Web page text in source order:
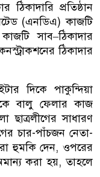
প্রতিষ্ঠান
(এনডিএ) কাজটি
সাব–ঠিকাদার
ঠিকাদার
দিকে পাকুন্দিয়া
বালু ফেলার কাজ
ছাত্রলীগের সাধারণ
চার-পাঁচজন নেতা-
হুমকি দেন, ওপরের
করা হয়, তাহলে